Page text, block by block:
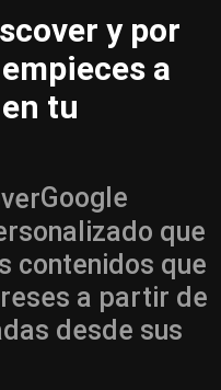
y por
a
tu
Google
que
contenidos que
a partir de
desde sus